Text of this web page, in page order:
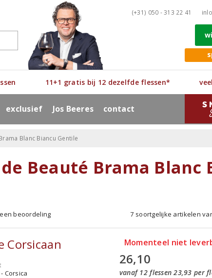
(+31) 050 - 313 22 41
11+1 gratis bij 12 dezelfde flessen*
exclusief Jos Beeres contact
Blanc Biancu Gentile
Beauté Brama Blanc
beoordeling 7 soortgelijke artikelen
Corsicaan
Corsica
Momenteel niet
26,10
vanaf 12 flessen 23,93 per